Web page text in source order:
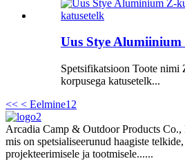
Uus Stye Alumiinium
Spetsifikatsioon Toote nimi
korpusega katusetelk...
<< < Eelmine1 2
Arcadia Camp & Outdoor Products Co.,
mis on spetsialiseerunud haagiste
projekteerimisele ja tootmisele......